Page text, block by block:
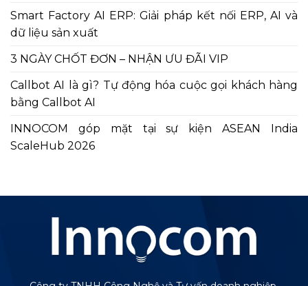
Smart Factory AI ERP: Giải pháp kết nối ERP, AI và
dữ liệu sản xuất
3 NGÀY CHỐT ĐƠN – NHẬN ƯU ĐÃI VIP
Callbot AI là gì? Tự động hóa cuộc gọi khách hàng
bằng Callbot AI
INNOCOM góp mặt tại sự kiện ASEAN India
ScaleHub 2026